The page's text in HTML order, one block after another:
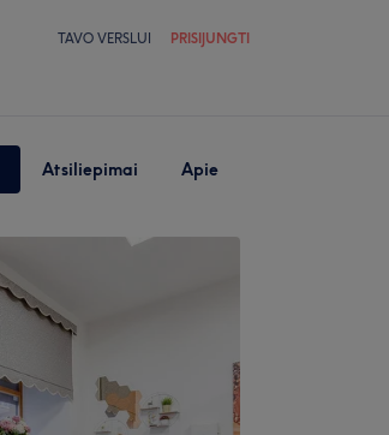
TAVO VERSLUI PRISIJUNGTI
Atsiliepimai Apie